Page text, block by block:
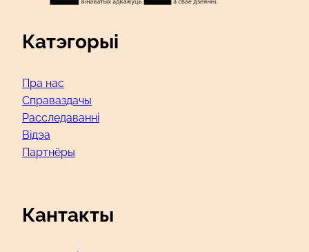
Катэгорыі
Пра нас
Справаздачы
Расследаванні
Відэа
Партнёры
Кантакты